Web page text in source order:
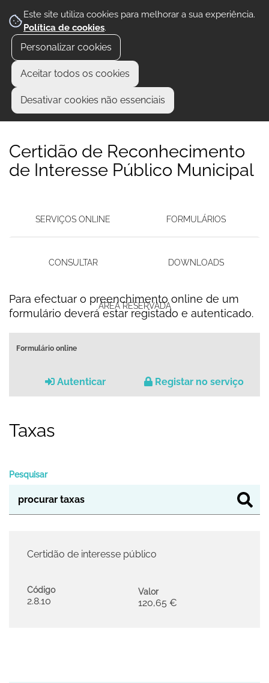
Este site utiliza cookies para melhorar a sua experiência.
Política de cookies.
Personalizar cookies
Aceitar todos os cookies
Desativar cookies não essenciais
Certidão de Reconhecimento
de Interesse Público Municipal
SERVIÇOS ONLINE FORMULÁRIOS
CONSULTAR DOWNLOADS
ÁREA RESERVADA
Para efectuar o preenchimento online de um
formulário deverá estar registado e autenticado.
Formulário online
Autenticar Registar no serviço
Taxas
Pesquisar
Código
2.8.10
Certidão de interesse público
Valor
120,65 €